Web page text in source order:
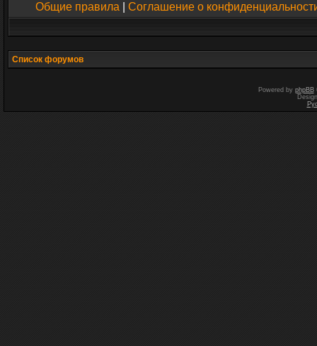
Общие правила
Соглашение о
Список форумов
Powered by phpBB